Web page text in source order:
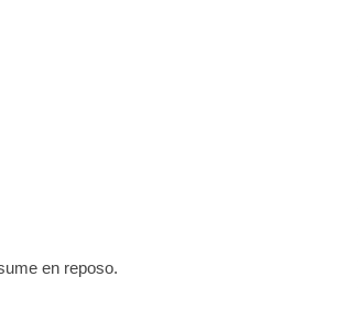
en reposo.